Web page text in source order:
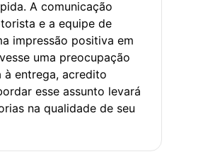
A comunicação
e a equipe de
impressão positiva em
uma preocupação
à entrega, acredito
esse assunto levará
na qualidade de seu